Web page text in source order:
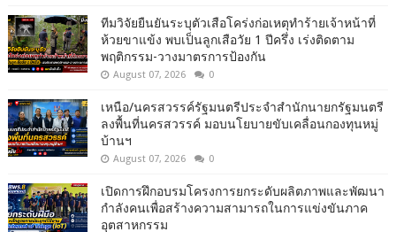
ทีมวิจัยยืนยันระบุตัวเสือโคร่งก่อเหตุทำร้ายเจ้าหน้าที่
ห้วยขาแข้ง พบเป็นลูกเสือวัย 1 ปีครึ่ง เร่งติดตาม
พฤติกรรม-วางมาตรการป้องกัน
August 07, 2026 0
เหนือ/นครสวรรค์รัฐมนตรีประจำสำนักนายกรัฐมนตรี
ลงพื้นที่นครสวรรค์ มอบนโยบายขับเคลื่อนกองทุนหมู่
บ้านฯ
August 07, 2026 0
เปิดการฝึกอบรมโครงการยกระดับผลิตภาพและพัฒนา
กำลังคนเพื่อสร้างความสามารถในการแข่งขันภาค
อุตสาหกรรม